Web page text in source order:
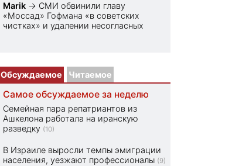
Marik → СМИ обвинили главу
«Моссад» Гофмана «в советских
чистках» и удалении несогласных
Обсуждаемое Читаемое
Самое обсуждаемое за неделю
Семейная пара репатриантов из
Ашкелона работала на иранскую
разведку (10)
В Израиле выросли темпы эмиграции
населения, уезжают профессионалы (9)